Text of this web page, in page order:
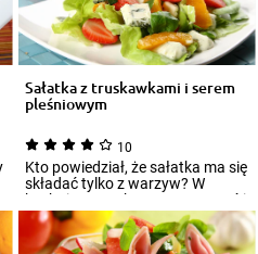
Sałatka z truskawkami i serem
pleśniowym
10
Kto powiedział, że sałatka ma się
składać tylko z warzyw? W
kuchni warto eksperymentować i
łączyć...